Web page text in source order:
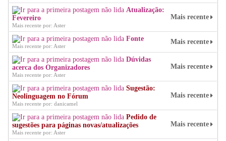
Atualização:
Fevereiro
Mais recente por: Aster
Mais recente
Fonte
Mais recente por: Aster
Mais recente
Dúvidas
acerca dos Organizadores
Mais recente por: Aster
Mais recente
Sugestão:
Neolinguagem no Fórum
Mais recente por: danicamel
Mais recente
Pedido de
sugestões para páginas novas/atualizações
Mais recente por: Aster
Mais recente